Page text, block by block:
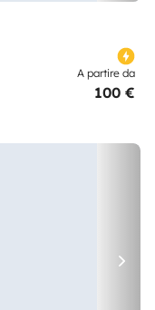
A partire da
100 €